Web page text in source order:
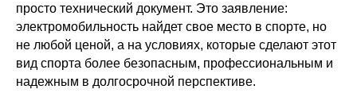
просто технический документ. Это заявление:
электромобильность найдет свое место в спорте, но
не любой ценой, а на условиях, которые сделают этот
вид спорта более безопасным, профессиональным и
надежным в долгосрочной перспективе.